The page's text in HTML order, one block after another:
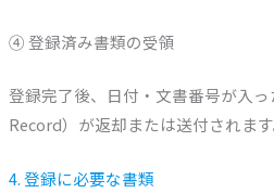
④ 登録済み書類の受領
登録完了後、日付・文書番号が入
Record）が返却または送付されます
4. 登録に必要な書類